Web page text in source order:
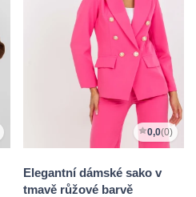
0,0(0)
Elegantní dámské sako v
tmavě růžové barvě